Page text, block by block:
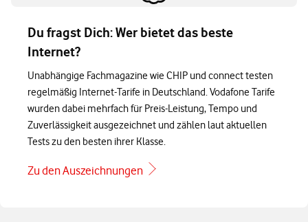
Du fragst Dich: Wer bietet das beste
Internet?
Unabhängige Fachmagazine wie CHIP und connect testen
regelmäßig Internet-Tarife in Deutschland. Vodafone Tarife
wurden dabei mehrfach für Preis-Leistung, Tempo und
Zuverlässigkeit ausgezeichnet und zählen laut aktuellen
Tests zu den besten ihrer Klasse.
Zu den Auszeichnungen